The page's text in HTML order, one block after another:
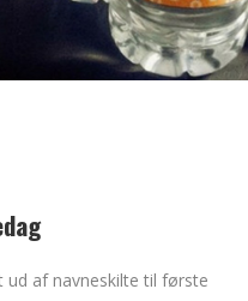
ud af navneskilte til første